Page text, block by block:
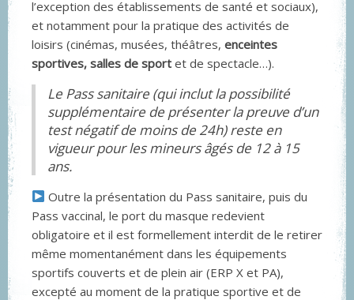
l’exception des établissements de santé et sociaux),
et notamment pour la pratique des activités de
loisirs (cinémas, musées, théâtres, enceintes
sportives, salles de sport et de spectacle…).
Le Pass sanitaire (qui inclut la possibilité
supplémentaire de présenter la preuve d’un
test négatif de moins de 24h) reste en
vigueur pour les mineurs âgés de 12 à 15
ans.
Outre la présentation du Pass sanitaire, puis du
Pass vaccinal, le port du masque redevient
obligatoire et il est formellement interdit de le retirer
même momentanément dans les équipements
sportifs couverts et de plein air (ERP X et PA),
excepté au moment de la pratique sportive et de